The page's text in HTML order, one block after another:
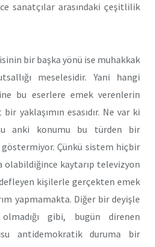
sanatçılar arasındaki çeşitlilik
bir başka yönü ise muhakkak
meselesidir. Yani hangi
bu eserlere emek verenlerin
yaklaşımın esasıdır. Ne var ki
şu anki konumu bu türden bir
göstermiyor. Çünkü sistem hiçbir
olabildiğince kaytarıp televizyon
kişilerle gerçekten emek
yapmamakta. Diğer bir deyişle
gibi, bugün direnen
antidemokratik duruma bir